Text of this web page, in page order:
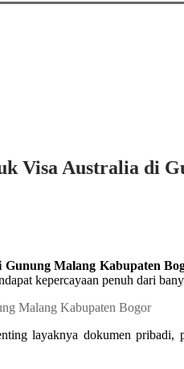
Visa Australia di
Malang Kabupaten
kepercayaan penuh dari
layaknya dokumen